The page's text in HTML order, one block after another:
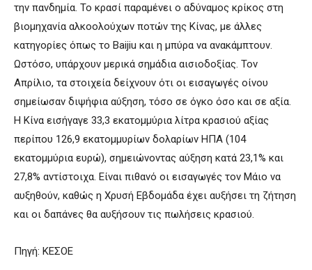
την πανδημία. Το κρασί παραμένει ο αδύναμος κρίκος στη
βιομηχανία αλκοολούχων ποτών της Κίνας, με άλλες
κατηγορίες όπως το Baijiu και η μπύρα να ανακάμπτουν.
Ωστόσο, υπάρχουν μερικά σημάδια αισιοδοξίας. Τον
Απρίλιο, τα στοιχεία δείχνουν ότι οι εισαγωγές οίνου
σημείωσαν διψήφια αύξηση, τόσο σε όγκο όσο και σε αξία.
Η Κίνα εισήγαγε 33,3 εκατομμύρια λίτρα κρασιού αξίας
περίπου 126,9 εκατομμυρίων δολαρίων ΗΠΑ (104
εκατομμύρια ευρώ), σημειώνοντας αύξηση κατά 23,1% και
27,8% αντίστοιχα. Είναι πιθανό οι εισαγωγές τον Μάιο να
αυξηθούν, καθώς η Χρυσή Εβδομάδα έχει αυξήσει τη ζήτηση
και οι δαπάνες θα αυξήσουν τις πωλήσεις κρασιού.
Πηγή: ΚΕΣΟΕ